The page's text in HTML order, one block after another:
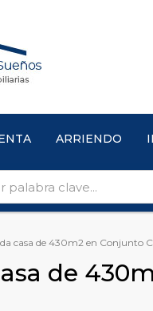
ARRIENDO
casa de 430m2 en Conjunto
de